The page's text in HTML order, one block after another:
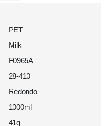
PET
Milk
F0965A
28-410
Redondo
1000ml
41g